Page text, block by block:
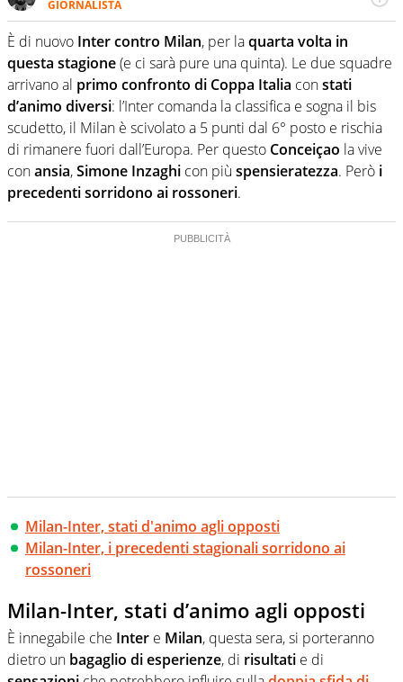
GIORNALISTA
Giornalista pubblicista, appassionato di calcio in tutte le
sue sfaccettature, con una particolare predilezione per i
campionati minori.
È di nuovo Inter contro Milan, per laquarta volta in
questa stagione(e ci sarà pure una quinta). Le due squadre
arrivano al primo confronto di Coppa Italia constati
d’animo diversi: l’Inter comanda la classifica e sogna il bis
scudetto, il Milan è scivolato a 5 punti dal 6° posto e rischia
di rimanere fuori dall’Europa. Per questo Conceiçao la vive
conansia,Simone Inzaghi con più spensieratezza. Però i
precedenti sorridono ai rossoneri.
Milan-Inter, stati d'animo agli opposti
Milan-Inter, i precedenti stagionali sorridono ai
rossoneri
Milan-Inter, stati d’animo agli opposti
È innegabile che Inter e Milan, questa sera, si porteranno
dietro un bagaglio di esperienze, di risultati e di